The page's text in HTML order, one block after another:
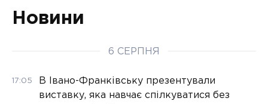
Новини
6 СЕРПНЯ
17:05
В Івано-Франківську презентували
виставку, яка навчає спілкуватися без